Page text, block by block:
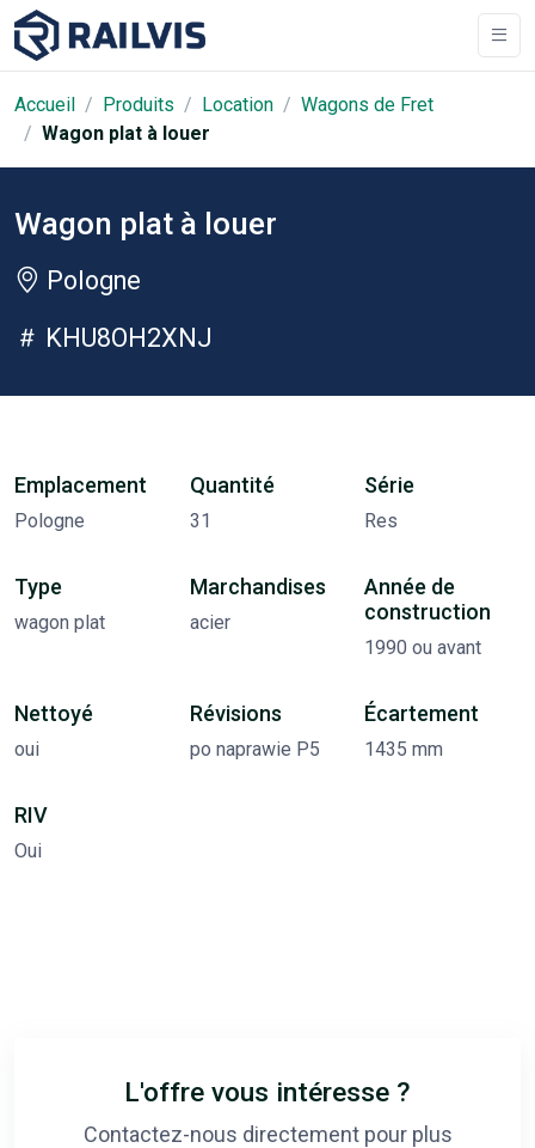
Accueil Produits Location
Wagons de Fret
Wagon plat à louer
Wagon plat à louer
Pologne
KHU8OH2XNJ
Emplacement
Pologne
Quantité
31
Série
Res
Type
wagon plat
Marchandises
acier
Année de
construction
1990 ou avant
Nettoyé
oui
Révisions
po naprawie P5
Écartement
1435 mm
RIV
Oui
L'offre vous intéresse ?
Contactez-nous directement pour plus